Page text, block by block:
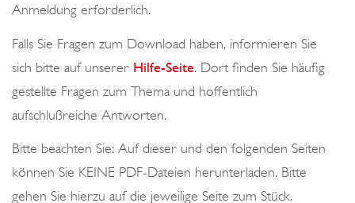
Anmeldung erforderlich.
Falls Sie Fragen zum Download haben, informieren Sie
sich bitte auf unserer Hilfe-Seite. Dort finden Sie häufig
gestellte Fragen zum Thema und hoffentlich
aufschlußreiche Antworten.
Bitte beachten Sie: Auf dieser und den folgenden Seiten
können Sie KEINE PDF-Dateien herunterladen. Bitte
gehen Sie hierzu auf die jeweilige Seite zum Stück.